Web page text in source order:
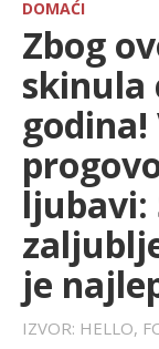
FARMERI
SPORT
LIFESTYLE
EXTRA
DOMAĆI
Zbog
skinula
godina!
ljubavi:
je
IZVOR: HELLO,